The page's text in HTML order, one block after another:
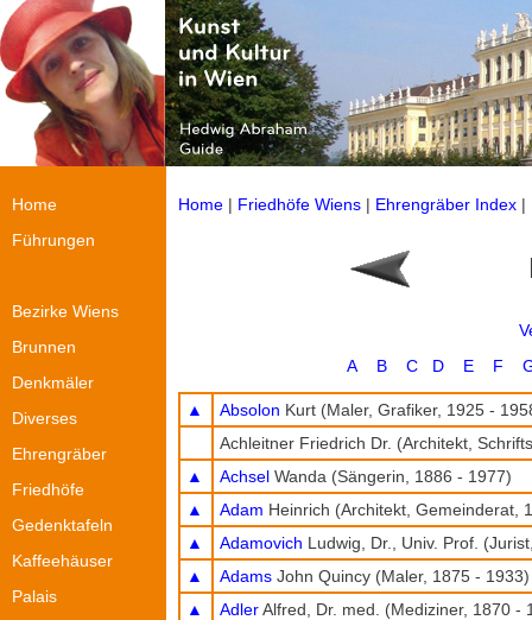
Home
Führungen
Bezirke Wiens
Brunnen
Denkmäler
Diverses
Ehrengräber
Friedhöfe
Gedenktafeln
Kaffeehäuser
Palais
Home | Friedhöfe Wiens | Ehrengräber Index |
A
B C D E F
▲ Absolon Kurt (Maler, Grafiker, 1925 -
Achleitner Friedrich Dr. (Architekt,
▲
Achsel Wanda (Sängerin, 1886 - 1977)
▲
Adam Heinrich (Architekt, Gemeinderat,
▲
Adamovich Ludwig, Dr., Univ. Prof.
▲
Adams John Quincy (Maler, 1875 - 1933)
▲
AdlerAlfred, Dr. med. (Mediziner, 1870 -